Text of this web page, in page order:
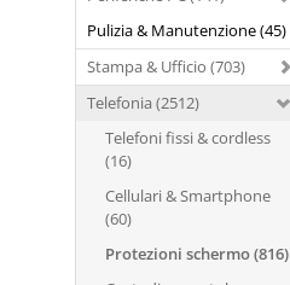
Pulizia & Manutenzione (45)
Stampa & Ufficio (703)
Telefonia (2512)
Telefoni fissi & cordless
(16)
Cellulari & Smartphone
(60)
Protezioni schermo (816)